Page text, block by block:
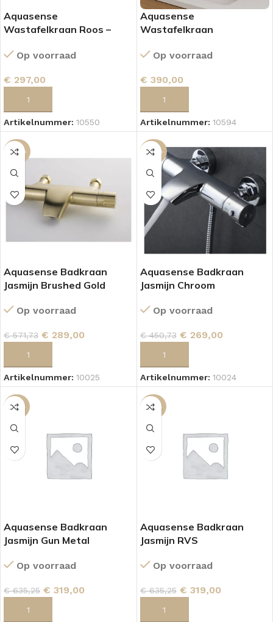
Aquasense
Wastafelkraan Roos –
Op voorraad
€ 297,00
Artikelnummer: 10550
Aquasense
Wastafelkraan
(Inbouwkraan)
Op voorraad
€ 390,00
Artikelnummer: 10594
-49%
Aquasense Badkraan
Jasmijn Brushed Gold
Op voorraad
€571,73 € 289,00
Artikelnummer: 10025
-40%
Aquasense Badkraan
Jasmijn Chroom
Op voorraad
€450,73 € 269,00
Artikelnummer: 10024
-50%
Aquasense Badkraan
Jasmijn Gun Metal
Op voorraad
€635,25 € 319,00
-50%
Aquasense Badkraan
Jasmijn RVS
Op voorraad
€635,25 € 319,00